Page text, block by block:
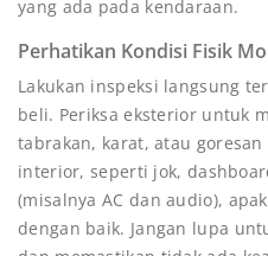
yang ada pada kendaraan.
Perhatikan Kondisi Fisik
Lakukan inspeksi langsung
beli. Periksa eksterior untuk
tabrakan, karat, atau
interior, seperti jok,
(misalnya AC dan audio),
dengan baik. Jangan lupa